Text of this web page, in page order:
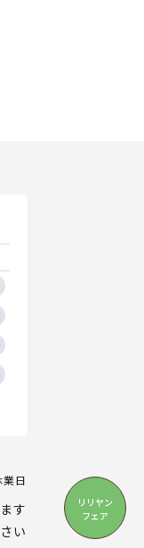
リリヤン
フェア
日
す
い